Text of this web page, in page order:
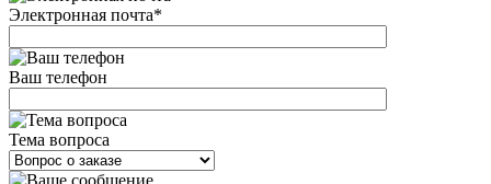
Электронная почта*
Ваш телефон
Тема вопроса